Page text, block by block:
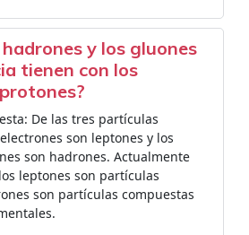
hadrones y los gluones
tienen con los
De las tres partículas
son leptones y los
son hadrones. Actualmente
leptones son partículas
son partículas compuestas